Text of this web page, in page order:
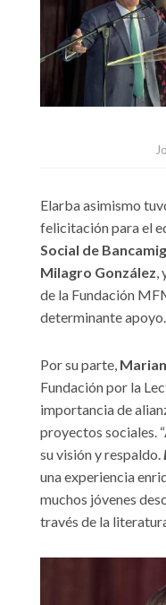
Elarba asimismo
felicitación para el
Social de
Milagro González,
de la Fundación
determinante apoyo.
Por su parte,
Fundación por la
importancia de
proyectos sociales.
su visión y respaldo.
una experiencia
muchos jóvenes
través de la